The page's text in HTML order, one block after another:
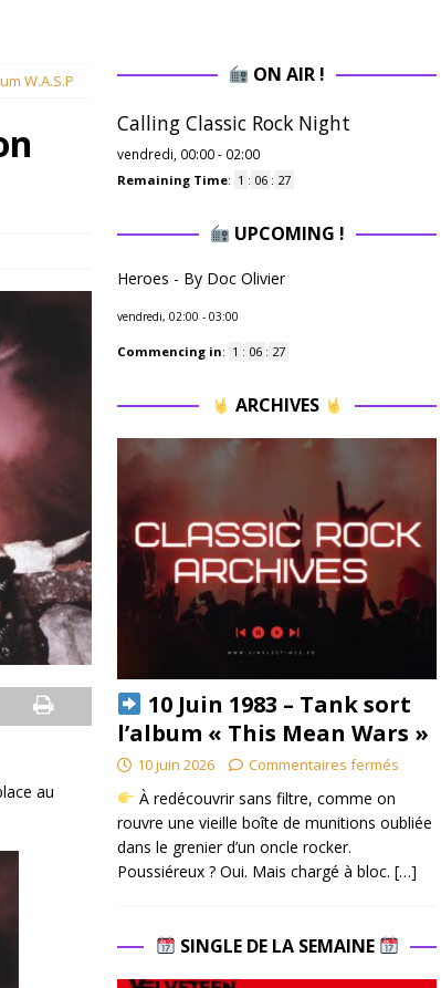
W.A.S.P
au
ON AIR !
Calling Classic Rock Night
vendredi, 00:00 - 02:00
Remaining Time: 1 : 06 : 25
UPCOMING !
Heroes - By Doc Olivier
vendredi, 02:00 - 03:00
Commencing in: 1 : 06 : 25
ARCHIVES
10 Juin 1983 – Tank sort
l’album « This Mean Wars »
10 juin 2026 Commentaires fermés
À redécouvrir sans filtre, comme on
rouvre une vieille boîte de munitions oubliée
dans le grenier d’un oncle rocker.
Poussiéreux ? Oui. Mais chargé à bloc. […]
SINGLE DE LA SEMAINE